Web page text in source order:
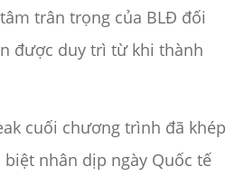
trân trọng của BLĐ đối
được duy trì từ khi thành
cuối chương trình đã khép
nhân dịp ngày Quốc tế